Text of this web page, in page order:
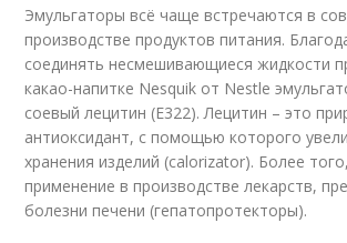
Эмульгаторы всё чаще встречаются в
производстве продуктов питания.
соединять несмешивающиеся жидкости
какао-напитке Nesquik от Nestle
соевый лецитин (Е322). Лецитин – это
антиоксидант, с помощью которого
хранения изделий (calorizator). Более
применение в производстве лекарств,
болезни печени (гепатопротекторы).